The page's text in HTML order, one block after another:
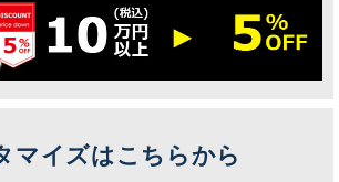
マイズはこちらから